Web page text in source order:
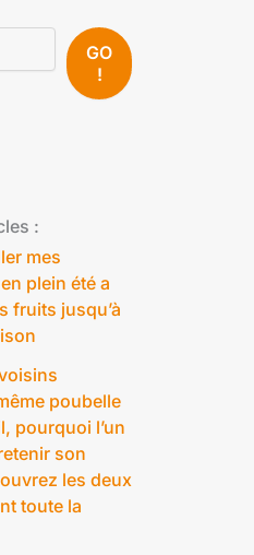
GO
!
:
mes
plein été a
fruits jusqu’à
poubelle
pourquoi l’un
son
les deux
toute la